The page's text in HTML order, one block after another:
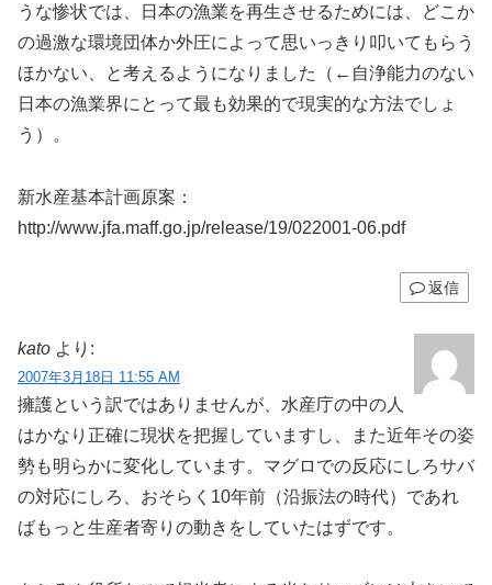
うな惨状では、日本の漁業を再生させるためには、どこか
の過激な環境団体か外圧によって思いっきり叩いてもらう
ほかない、と考えるようになりました（←自浄能力のない
日本の漁業界にとって最も効果的で現実的な方法でしょ
う）。
新水産基本計画原案：
http://www.jfa.maff.go.jp/release/19/022001-06.pdf
返信
kato より:
2007年3月18日 11:55 AM
擁護という訳ではありませんが、水産庁の中の人
はかなり正確に現状を把握していますし、また近年その姿
勢も明らかに変化しています。マグロでの反応にしろサバ
の対応にしろ、おそらく10年前（沿振法の時代）であれ
ばもっと生産者寄りの動きをしていたはずです。